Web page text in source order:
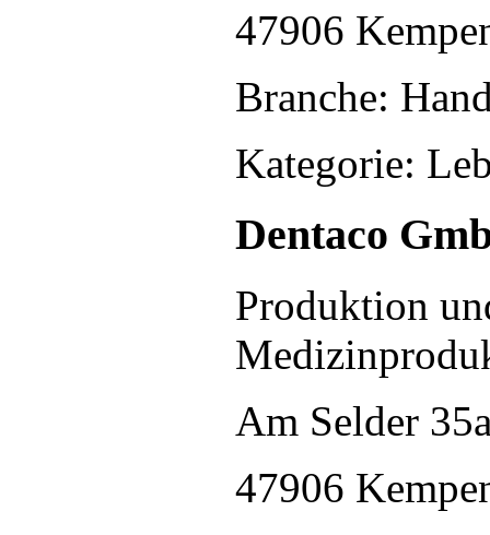
47906
Branche:
Kategorie:
Dentaco
Produktion
Am Selder
47906